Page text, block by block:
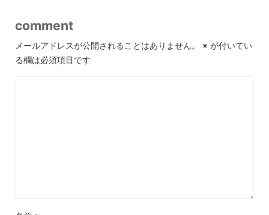
comment
メールアドレスが公開されることはありません。 ※ が付いてい
る欄は必須項目です